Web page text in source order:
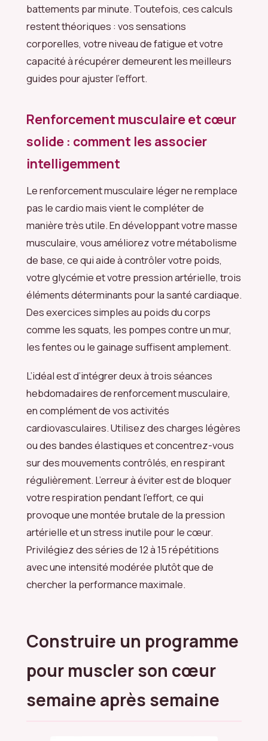
battements par minute. Toutefois, ces calculs
restent théoriques : vos sensations
corporelles, votre niveau de fatigue et votre
capacité à récupérer demeurent les meilleurs
guides pour ajuster l’effort.
Renforcement musculaire et cœur
solide : comment les associer
intelligemment
Le renforcement musculaire léger ne remplace
pas le cardio mais vient le compléter de
manière très utile. En développant votre masse
musculaire, vous améliorez votre métabolisme
de base, ce qui aide à contrôler votre poids,
votre glycémie et votre pression artérielle, trois
éléments déterminants pour la santé cardiaque.
Des exercices simples au poids du corps
comme les squats, les pompes contre un mur,
les fentes ou le gainage suffisent amplement.
L’idéal est d’intégrer deux à trois séances
hebdomadaires de renforcement musculaire,
en complément de vos activités
cardiovasculaires. Utilisez des charges légères
ou des bandes élastiques et concentrez-vous
sur des mouvements contrôlés, en respirant
régulièrement. L’erreur à éviter est de bloquer
votre respiration pendant l’effort, ce qui
provoque une montée brutale de la pression
artérielle et un stress inutile pour le cœur.
Privilégiez des séries de 12 à 15 répétitions
avec une intensité modérée plutôt que de
chercher la performance maximale.
Construire un programme
pour muscler son cœur
semaine après semaine